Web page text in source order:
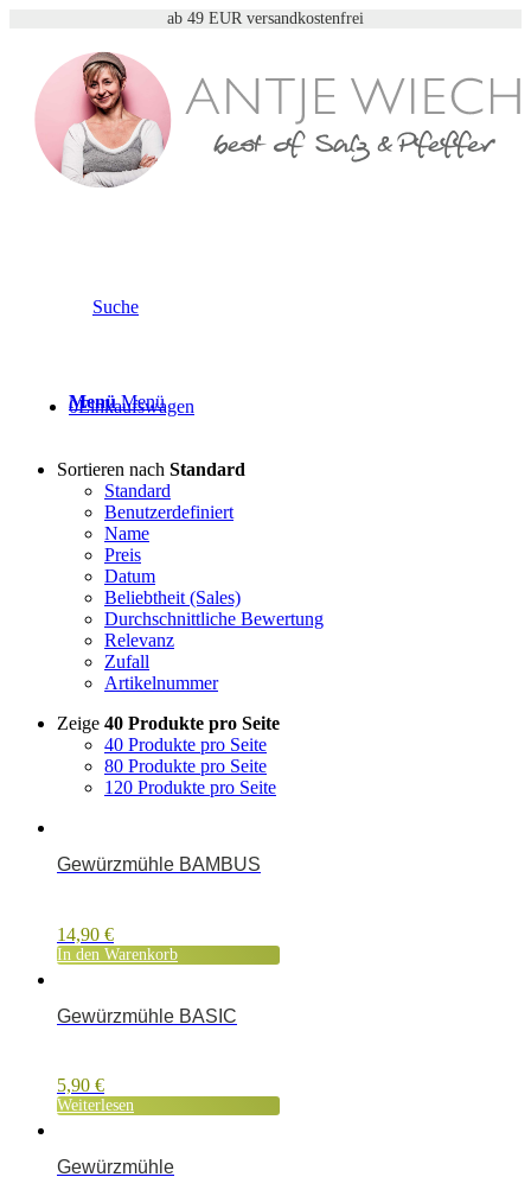
ab 49 EUR versandkostenfrei
Suche
Menü Menü
0Einkaufswagen
Gewürzmühlen
Sortieren nach Standard
Standard
Benutzerdefiniert
Name
Preis
Datum
Beliebtheit (Sales)
Durchschnittliche Bewertung
Relevanz
Zufall
Artikelnummer
Zeige 40 Produkte pro Seite
40 Produkte pro Seite
80 Produkte pro Seite
120 Produkte pro Seite
Gewürzmühle BAMBUS
14,90 €
In den Warenkorb
Gewürzmühle BASIC
5,90 €
Weiterlesen
Gewürzmühle